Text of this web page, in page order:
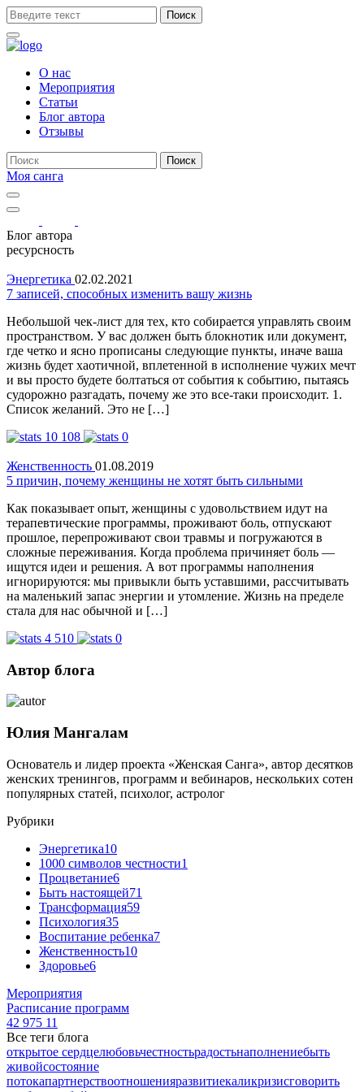
Поиск
О нас
Мероприятия
Статьи
Блог автора
Отзывы
Поиск
Моя санга
Toggle
navigation
Show
search
form
Блог автора
ресурсность
Энергетика 02.02.2021
7 записей, способных изменить вашу жизнь
Небольшой чек-лист для тех, кто собирается управлять своим
пространством. У вас должен быть блокнотик или документ,
где четко и ясно прописаны следующие пункты, иначе ваша
жизнь будет хаотичной, вплетенной в исполнение чужих мечт
и вы просто будете болтаться от события к событию, пытаясь
судорожно разгадать, почему же это все-таки происходит. 1.
Список желаний. Это не […]
10 108
0
Женственность 01.08.2019
5 причин, почему женщины не хотят быть сильными
Как показывает опыт, женщины с удовольствием идут на
терапевтические программы, проживают боль, отпускают
прошлое, перепроживают свои травмы и погружаются в
сложные переживания. Когда проблема причиняет боль —
ищутся идеи и решения. А вот программы наполнения
игнорируются: мы привыкли быть уставшими, рассчитывать
на маленький запас энергии и утомление. Жизнь на пределе
стала для нас обычной и […]
4 510
0
Автор блога
Юлия Мангалам
Основатель и лидер проекта «Женская Санга», автор десятков
женских тренингов, программ и вебинаров, нескольких сотен
популярных статей, психолог, астролог
Рубрики
Энергетика10
1000 символов честности1
Процветание6
Быть настоящей71
Трансформация59
Психология35
Воспитание ребенка7
Женственность10
Здоровье6
Мероприятия
Расписание программ
42 975 11
Все теги блога
открытое сердцелюбовьчестностьрадостьнаполнениебыть
живойсостояние
потокапартнерствоотношенияразвитиекаликризисговорить